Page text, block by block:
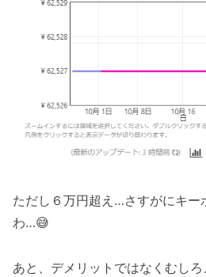
ただし６万円超え…さすがにキー
わ…😅
あと、デメリットではなくむし